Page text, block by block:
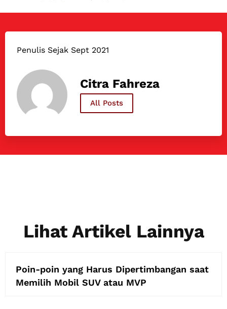
Penulis Sejak Sept 2021
Citra Fahreza
All Posts
Lihat Artikel Lainnya
Poin-poin yang Harus Dipertimbangan saat
Memilih Mobil SUV atau MVP